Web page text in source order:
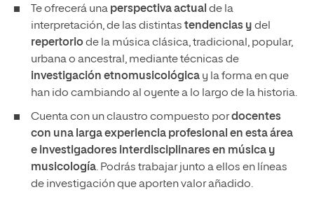
Te ofrecerá una perspectiva actual de la
interpretación, de las distintas tendencias y del
repertoriode la música clásica, tradicional, popular,
urbana o ancestral, mediante técnicas de
investigación etnomusicológica y la forma en que
han ido cambiando al oyente a lo largo de la historia.
Cuenta con un claustro compuesto pordocentes
con una larga experiencia profesional en esta área
e investigadores interdisciplinares en música y
musicología. Podrás trabajar junto a ellos en líneas
de investigación que aporten valor añadido.